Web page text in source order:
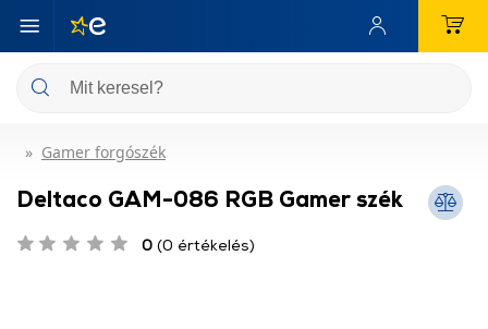
Gamer forgószék
Deltaco GAM-086 RGB Gamer szék
0 (0 értékelés)